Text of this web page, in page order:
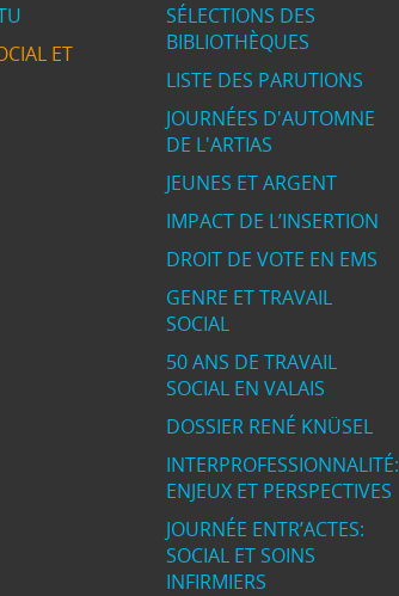
ET
SÉLECTIONS DES
BIBLIOTHÈQUES
LISTE DES PARUTIONS
JOURNÉES D'AUTOMNE
DE L'ARTIAS
JEUNES ET ARGENT
IMPACT DE L’INSERTION
DROIT DE VOTE EN EMS
GENRE ET TRAVAIL
SOCIAL
50 ANS DE TRAVAIL
SOCIAL EN VALAIS
DOSSIER RENÉ KNÜSEL
INTERPROFESSIONNALITÉ:
ENJEUX ET PERSPECTIVES
JOURNÉE ENTR’ACTES:
SOCIAL ET SOINS
INFIRMIERS